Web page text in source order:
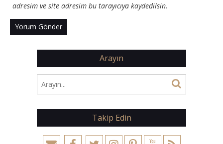
adresim ve site adresim bu tarayıcıya kaydedilsin.
Arayın
Takip Edin